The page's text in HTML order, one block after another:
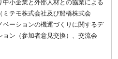
中小企業と外部人材との協業による
ミテモ株式会社及び船橋株式会
ベーションの機運づくりに関するデ
ョン（参加者意見交換）、交流会